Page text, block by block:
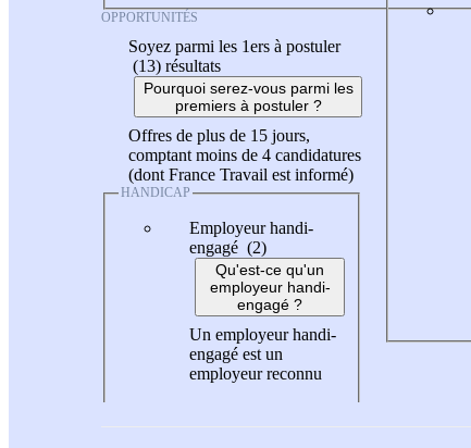
OPPORTUNITÉS
Soyez parmi les 1ers à postuler
(13) résultats
Pourquoi serez-vous parmi les
premiers à postuler ?
Offres de plus de 15 jours,
comptant moins de 4 candidatures
(dont France Travail est informé)
HANDICAP
Employeur handi-
engagé (2)
Qu'est-ce qu'un
employeur handi-
engagé ?
Un employeur handi-
engagé est un
employeur reconnu